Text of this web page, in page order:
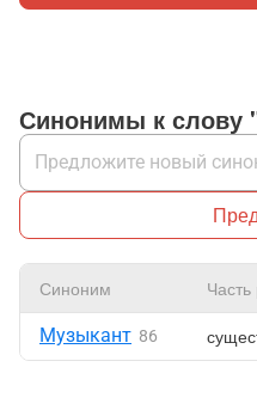
Синонимы к слову
Синоним Часть
Музыкант 86